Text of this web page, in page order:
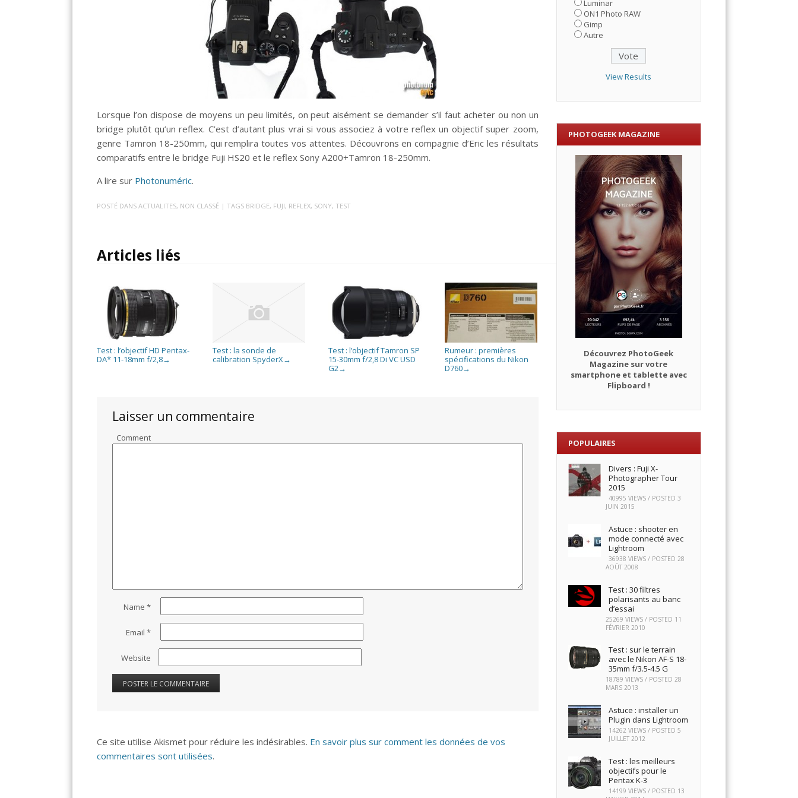
Lorsque l’on dispose de moyens un peu limités, on peut aisément se demander s’il faut acheter ou non un
bridge plutôt qu’un reflex. C’est d’autant plus vrai si vous associez à votre reflex un objectif super zoom,
genre Tamron 18-250mm, qui remplira toutes vos attentes. Découvrons en compagnie d’Eric les résultats
comparatifs entre le bridge Fuji HS20 et le reflex Sony A200+Tamron 18-250mm.
A lire sur Photonuméric.
POSTÉ DANSACTUALITES, NON CLASSÉ | TAGS BRIDGE, FUJI, REFLEX, SONY, TEST
Articles liés
Test : l’objectif HD Pentax-
DA* 11-18mm f/2,8→
Test : la sonde de
calibration SpyderX→
Test : l’objectif Tamron SP
15-30mm f/2,8 Di VC USD
G2→
Rumeur : premières
spécifications du Nikon
D760→
Laisser un commentaire
Comment
Name*
Email*
Website
Ce site utilise Akismet pour réduire les indésirables. En savoir plus sur comment les données de vos
commentaires sont utilisées.
Luminar
ON1 Photo RAW
Gimp
Autre
View Results
PHOTOGEEK MAGAZINE
Découvrez PhotoGeek
Magazine sur votre
smartphone et tablette avec
Flipboard !
POPULAIRES
Divers : Fuji X-
Photographer Tour
2015
40995 VIEWS / POSTED3
JUIN 2015
Astuce : shooter en
mode connecté avec
Lightroom
36938 VIEWS / POSTED28
AOÛT 2008
Test : 30 filtres
polarisants au banc
d’essai
25269 VIEWS / POSTED 11
FÉVRIER 2010
Test : sur le terrain
avec le Nikon AF-S 18-
35mm f/3.5-4.5 G
18789 VIEWS / POSTED28
MARS 2013
Astuce : installer un
Plugin dans Lightroom
14262 VIEWS / POSTED5
JUILLET 2012
Test : les meilleurs
objectifs pour le
Pentax K-3
14199 VIEWS / POSTED 13